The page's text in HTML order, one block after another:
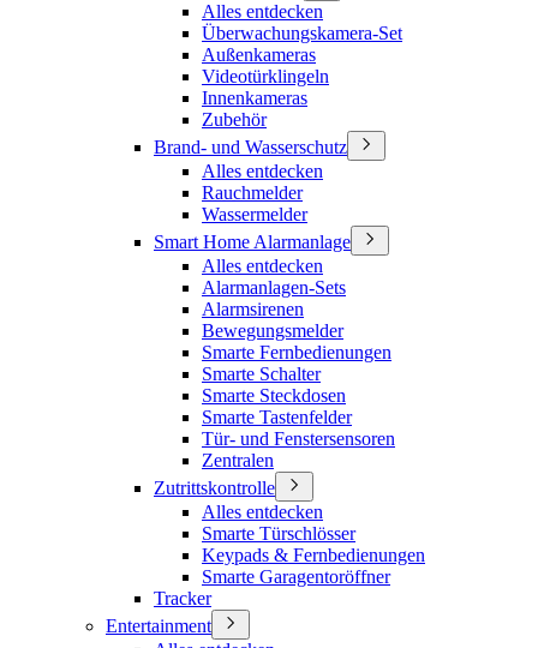
Alles entdecken
Überwachungskamera-Set
Außenkameras
Videotürklingeln
Innenkameras
Zubehör
Brand- und Wasserschutz
Alles entdecken
Rauchmelder
Wassermelder
Smart Home Alarmanlage
Alles entdecken
Alarmanlagen-Sets
Alarmsirenen
Bewegungsmelder
Smarte Fernbedienungen
Smarte Schalter
Smarte Steckdosen
Smarte Tastenfelder
Tür- und Fenstersensoren
Zentralen
Zutrittskontrolle
Alles entdecken
Smarte Türschlösser
Keypads & Fernbedienungen
Smarte Garagentoröffner
Tracker
Entertainment